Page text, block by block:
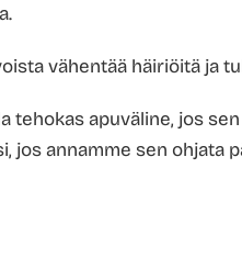
vähentää häiriöitä ja
tehokas apuväline, jos
jos annamme sen ohjata